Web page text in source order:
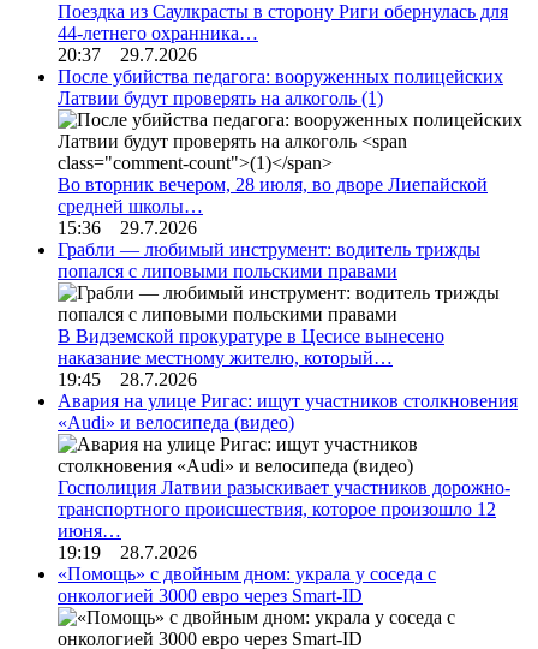
Поездка из Саулкрасты в сторону Риги обернулась для
44-летнего охранника…
20:37 29.7.2026
После убийства педагога: вооруженных полицейских
Латвии будут проверять на алкоголь (1)
Во вторник вечером, 28 июля, во дворе Лиепайской
средней школы…
15:36 29.7.2026
Грабли — любимый инструмент: водитель трижды
попался с липовыми польскими правами
В Видземской прокуратуре в Цесисе вынесено
наказание местному жителю, который…
19:45 28.7.2026
Авария на улице Ригас: ищут участников столкновения
«Audi» и велосипеда (видео)
Госполиция Латвии разыскивает участников дорожно-
транспортного происшествия, которое произошло 12
июня…
19:19 28.7.2026
«Помощь» с двойным дном: украла у соседа с
онкологией 3000 евро через Smart-ID